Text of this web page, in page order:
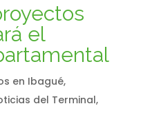
el
en Ibagué,
del Terminal,